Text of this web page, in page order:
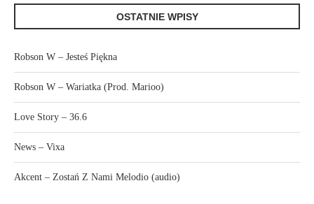
OSTATNIE WPISY
Robson W – Jesteś Piękna
Robson W – Wariatka (Prod. Marioo)
Love Story – 36.6
News – Vixa
Akcent – Zostań Z Nami Melodio (audio)